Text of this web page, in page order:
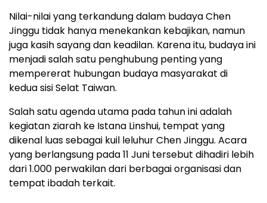
Nilai-nilai yang terkandung dalam budaya Chen
Jinggu tidak hanya menekankan kebajikan, namun
juga kasih sayang dan keadilan. Karena itu, budaya ini
menjadi salah satu penghubung penting yang
mempererat hubungan budaya masyarakat di
kedua sisi Selat Taiwan.
Salah satu agenda utama pada tahun ini adalah
kegiatan ziarah ke Istana Linshui, tempat yang
dikenal luas sebagai kuil leluhur Chen Jinggu. Acara
yang berlangsung pada 11 Juni tersebut dihadiri lebih
dari 1.000 perwakilan dari berbagai organisasi dan
tempat ibadah terkait.